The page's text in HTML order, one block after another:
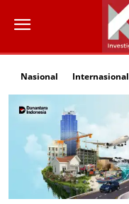
Nasional Internasional